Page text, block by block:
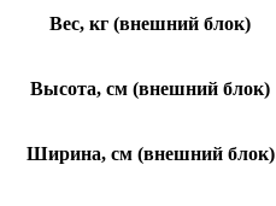
Вес, кг (внешний блок)
Высота, см (внешний блок)
Ширина, см (внешний блок)